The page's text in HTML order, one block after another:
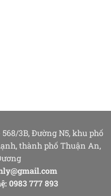
3B, Đường N5, khu phố
thành phố Thuận An,
0983 777 893